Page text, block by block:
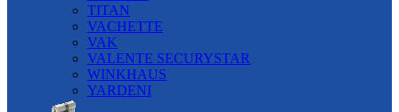
TITAN
VACHETTE
VAK
VALENTE SECURYSTAR
WINKHAUS
YARDENI